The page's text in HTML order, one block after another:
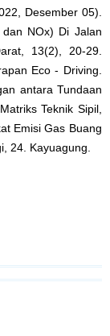
Desember 05).
NOx) Di Jalan
13(2), 20-29.
Eco - Driving.
antara Tundaan
Teknik Sipil,
Emisi Gas Buang
24. Kayuagung.